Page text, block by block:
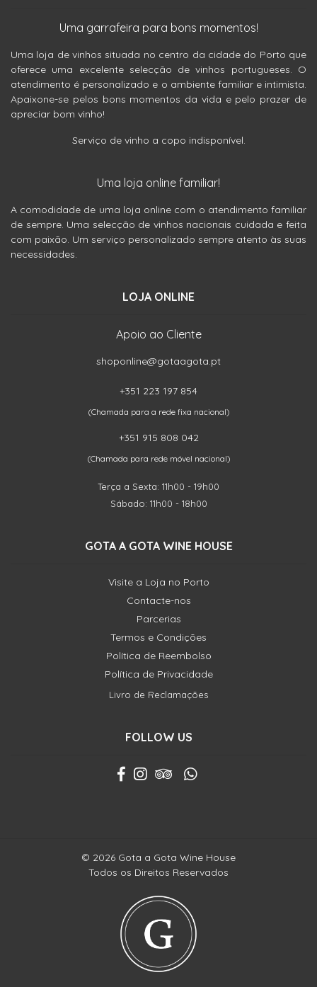
Uma garrafeira para bons momentos!
Uma loja de vinhos situada no centro da cidade do Porto que
oferece uma excelente selecção de vinhos portugueses. O
atendimento é personalizado e o ambiente familiar e intimista.
Apaixone-se pelos bons momentos da vida e pelo prazer de
apreciar bom vinho!
Serviço de vinho a copo indisponível.
Uma loja online familiar!
A comodidade de uma loja online com o atendimento familiar
de sempre. Uma selecção de vinhos nacionais cuidada e feita
com paixão. Um serviço personalizado sempre atento às suas
necessidades.
LOJA ONLINE
Apoio ao Cliente
shoponline@gotaagota.pt
+351 223 197 854
(Chamada para a rede fixa nacional)
+351 915 808 042
(Chamada para rede móvel nacional)
Terça a Sexta: 11h00 - 19h00
Sábado: 11h00 - 18h00
GOTA A GOTA WINE HOUSE
Visite a Loja no Porto
Contacte-nos
Parcerias
Termos e Condições
Política de Reembolso
Política de Privacidade
Livro de Reclamações
FOLLOW US
© 2026 Gota a Gota Wine House
Todos os Direitos Reservados